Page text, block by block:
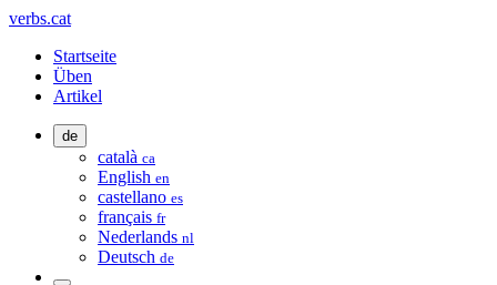
verbs.cat
Startseite
Üben
Artikel
de
català ca
English en
castellano es
français fr
Nederlands nl
Deutsch de